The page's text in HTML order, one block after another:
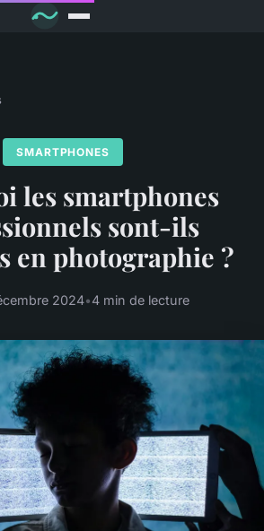
SMARTPHONES
les smartphones
sont-ils
en photographie ?
2024•4 min de lecture